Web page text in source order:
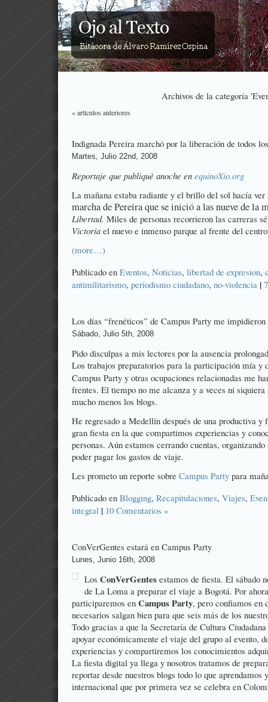
Archivos de la categoría
« artículos anteriores
Indignada Pereira marchó por la liberación de todos
Martes, Julio 22nd, 2008
Reportaje que publiquè anoche en equinoXio.org
La mañana estaba radiante y el brillo del sol hacía
marcha de Pereira que se inició a las nueve de la
Libertad. Miles de personas recorrieron las carreras
Victoria el nuevo e inmenso parque al frente del
(more…)
Publicado en Eventos, Noticias, libertad de expresion,
antimilitarismo, periodismo ciudadano, no-violencia |
Los días “frenéticos” de Campus Party me
Sábado, Julio 5th, 2008
Pido disculpas a mis lectores por la ausencia
Los trabajos preparatorios para la participación mía y
Campus Party y otras ocupaciones relacionadas me
frentes. El tiempo no me alcanza y a veces ni
mucho menos los blogs.
He regresado a Medellín después de una productiva
gran fiesta en la que compartimos experiencias y
personas. Aún estamos cerrando cuentas,
poder pagar los gastos de viaje.
Les prometo un reporte sobre Campus Party para
Publicado en Blogging, Recapitulaciones, Viajes,
integral | 10 Comentarios »
ConVerGentes estará en Campus Party
Lunes, Junio 16th, 2008
Los ConVerGentes estamos de fiesta. El sábado
de La Loma a preparar el viaje a Bogotá. Por
participaremos en Campus Party, pero confiamos en
necesarios salgan bien para que seis más de los
Todo gracias a que la Secretaría de Cultura
apoyar económicamente el viaje del grupo al evento,
experiencias y compartiremos los conocimientos
La fiesta digital ya llega y nosotros tratamos de
reportar desde nuestros blogs todo lo que aprendamos
internacional que por primera vez se celebra en